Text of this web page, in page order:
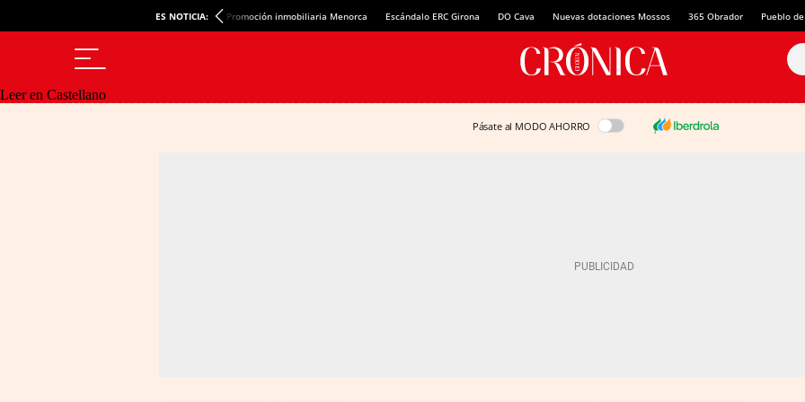
ES NOTICIA: Promoción inmobiliaria Menorca Escándalo ERC Girona DO Cava Nuevas dotaciones Mossos 365 Obrador Pueblo
Leer en Castellano
Pásate al MODO AHORRO